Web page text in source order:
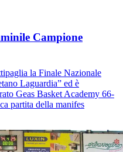
Campione
la Finale Nazionale
Laguardia” ed è
Geas Basket Academy 66-
partita della manifes